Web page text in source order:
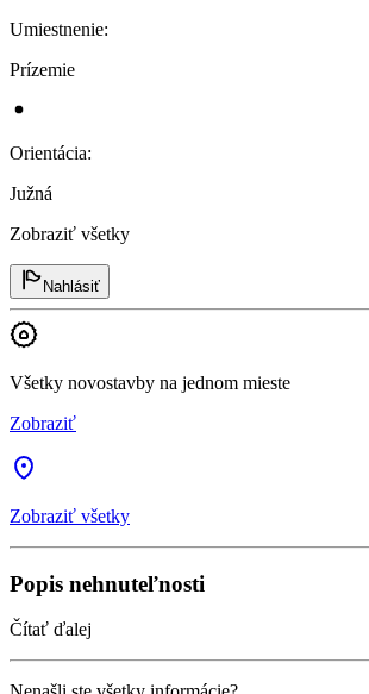
Umiestnenie:
Prízemie
Orientácia:
Južná
Zobraziť všetky
Nahlásiť
Všetky novostavby na jednom mieste
Zobraziť
Zobraziť všetky
Popis nehnuteľnosti
Čítať ďalej